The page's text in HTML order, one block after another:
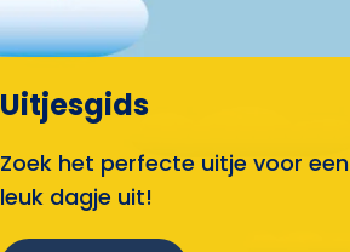
Uitjesgids
Zoek het perfecte uitje voor een
leuk dagje uit!